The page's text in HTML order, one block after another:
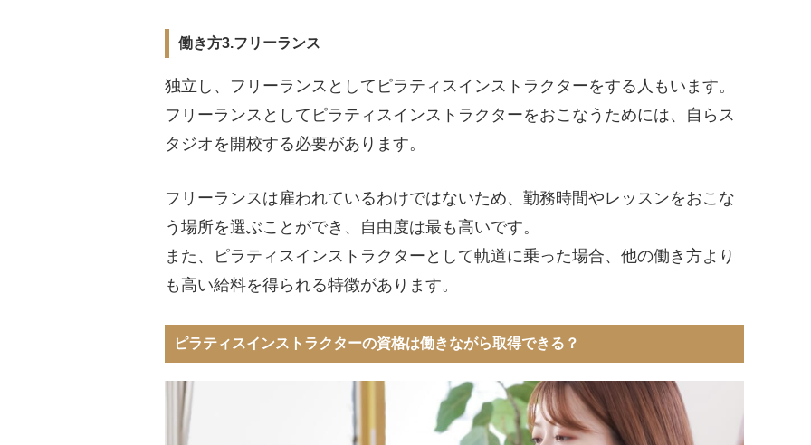
働き方3.フリーランス
独立し、フリーランスとしてピラティスインストラクターをする人もいます。
フリーランスとしてピラティスインストラクターをおこなうためには、自らス
タジオを開校する必要があります。
フリーランスは雇われているわけではないため、勤務時間やレッスンをおこな
う場所を選ぶことができ、自由度は最も高いです。
また、ピラティスインストラクターとして軌道に乗った場合、他の働き方より
も高い給料を得られる特徴があります。
ピラティスインストラクターの資格は働きながら取得できる？